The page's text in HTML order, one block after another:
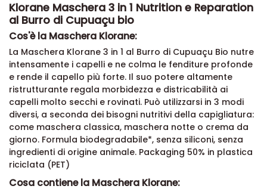
Klorane Maschera 3 in 1 Nutrition e Reparation
al Burro di Cupuaçu bio
Cos'è la Maschera Klorane:
La Maschera Klorane 3 in 1 al Burro di Cupuaçu Bio nutre
intensamente i capelli e ne colma le fenditure profonde
e rende il capello più forte. Il suo potere altamente
ristrutturante regala morbidezza e districabilità ai
capelli molto secchi e rovinati. Può utilizzarsi in 3 modi
diversi, a seconda dei bisogni nutritivi della capigliatura:
come maschera classica, maschera notte o crema da
giorno. Formula biodegradabile*, senza siliconi, senza
ingredienti di origine animale. Packaging 50% in plastica
riciclata (PET)
Cosa contiene la Maschera Klorane: